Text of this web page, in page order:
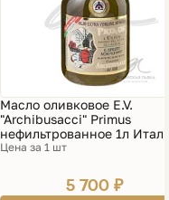
Масло оливковое E.V.
"Archibusacci" Primus
нефильтрованное 1л
Цена за 1 шт
5 700 ₽